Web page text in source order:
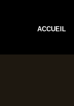
ACCUEIL